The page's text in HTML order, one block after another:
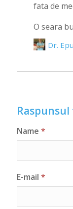
fata de
O seara
Dr.
Raspunsul
Name *
E-mail *